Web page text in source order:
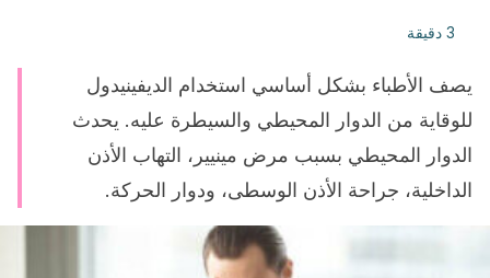
3 دقيقة
يصف الأطباء بشكل أساسي استخدام الديفينيدول
للوقاية من الدوار المحيطي والسيطرة عليه. يحدث
الدوار المحيطي بسبب مرض مينيير، التهاب الأذن
الداخلية، جراحة الأذن الوسطى، ودوار الحركة.